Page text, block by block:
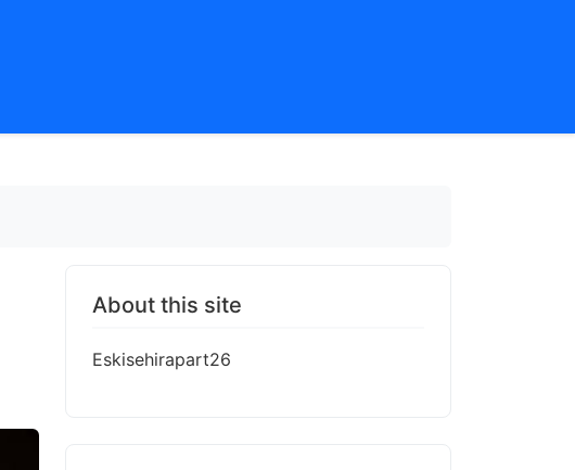
About this site
Eskisehirapart26